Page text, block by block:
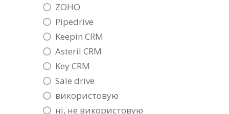
ZOHO
Pipedrive
Keepin CRM
Asteril CRM
Key CRM
Sale drive
використовую
ні, не використовую